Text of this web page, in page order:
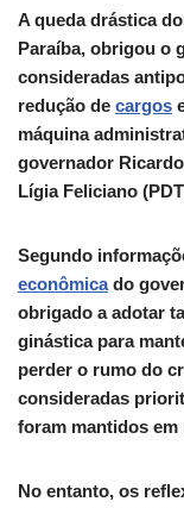
A queda drástica
Paraíba, obrigou o
consideradas
redução de cargos
máquina
governador
Lígia Feliciano
Segundo
econômicado
obrigado a adotar
ginástica para
perder o rumo do
consideradas
foram mantidos
No entanto, os